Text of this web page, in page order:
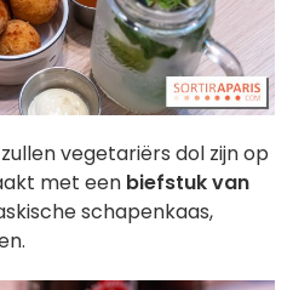
vegetariërs dol zijn op
met een biefstuk van
schapenkaas,